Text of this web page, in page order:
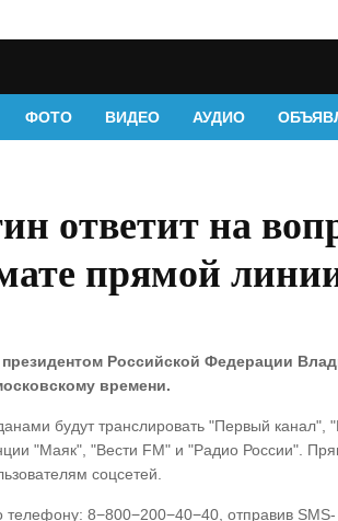
ФОТО ВИДЕО АУДИО
ответит на
прямой
президентом Российской Федерации
времени.
будут транслировать "Первый канал",
"Маяк", "Вести FM" и "Радио России".
соцсетей.
8−800−200−40−40, отправив